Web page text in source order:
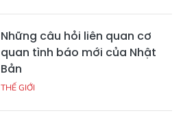
Những câu hỏi liên quan cơ
quan tình báo mới của Nhật
Bản
THẾ GIỚI